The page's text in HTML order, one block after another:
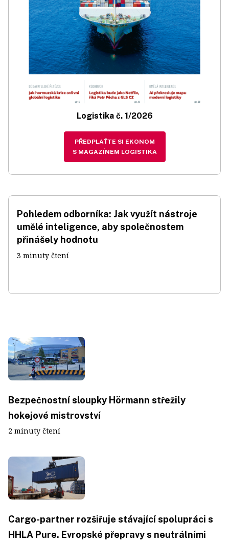
Logistika č. 1/2026
PŘEDPLAŤTE SI EKONOM
S MAGAZÍNEM LOGISTIKA
Pohledem odborníka: Jak využít nástroje
umělé inteligence, aby společnostem
přinášely hodnotu
3 minuty čtení
Bezpečnostní sloupky Hörmann střežily
hokejové mistrovství
2 minuty čtení
Cargo-partner rozšiřuje stávající spolupráci s
HHLA Pure. Evropské přepravy s neutrálními